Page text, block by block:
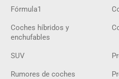
Fórmula1
Coches híbridos y
enchufables
SUV
Rumores de coches